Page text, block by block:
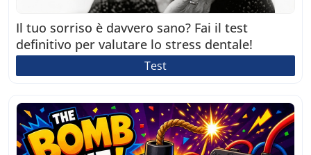
Il tuo sorriso è davvero sano? Fai il test
definitivo per valutare lo stress dentale!
Test